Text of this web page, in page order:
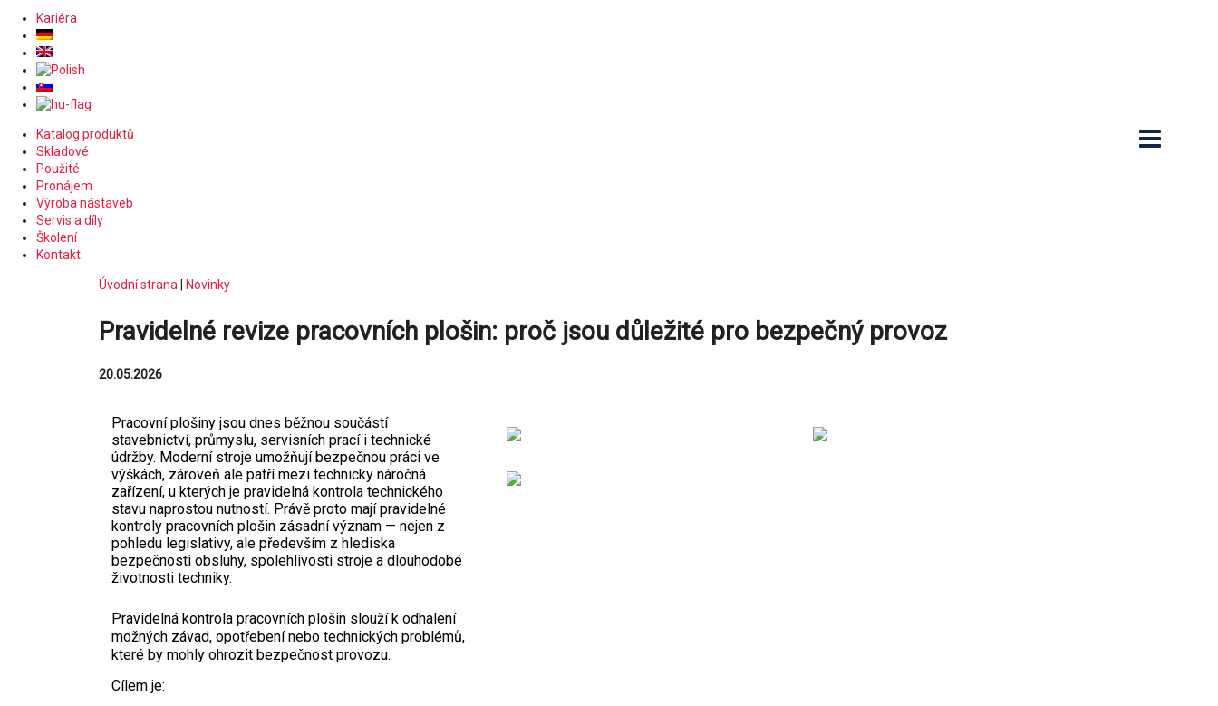
Kariéra
Katalog produktů
Skladové
Použité
Pronájem
Výroba nástaveb
Servis a díly
Školení
Kontakt
Úvodní strana Novinky
Pravidelné revize pracovních plošin: proč jsou důležité pro bezpečný provoz
20.05.2026
Pracovní plošiny jsou dnes běžnou součástí
stavebnictví, průmyslu, servisních prací i technické
údržby. Moderní stroje umožňují bezpečnou práci ve
výškách, zároveň ale patří mezi technicky náročná
zařízení, u kterých je pravidelná kontrola technického
stavu naprostou nutností. Právě proto mají pravidelné
kontroly pracovních plošin zásadní význam — nejen z
pohledu legislativy, ale především z hlediska
bezpečnosti obsluhy, spolehlivosti stroje a dlouhodobé
životnosti techniky.
Pravidelná kontrola pracovních plošin slouží k odhalení
možných závad, opotřebení nebo technických problémů,
které by mohly ohrozit bezpečnost provozu.
Cílem je: